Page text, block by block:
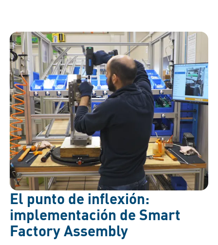
El punto de inflexión:
implementación de Smart
Factory Assembly